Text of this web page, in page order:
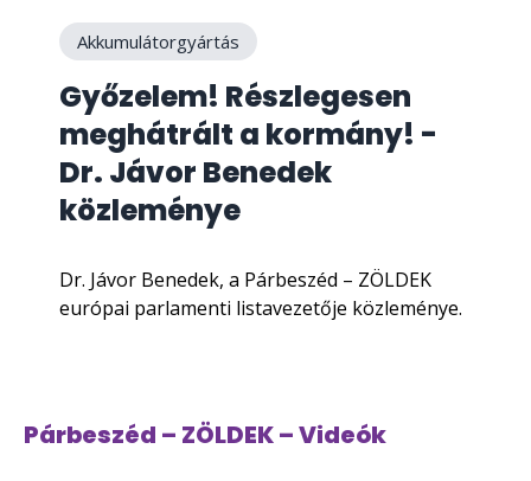
Akkumulátorgyártás
Győzelem! Részlegesen
meghátrált a kormány! -
Dr. Jávor Benedek
közleménye
Dr. Jávor Benedek, a Párbeszéd – ZÖLDEK
európai parlamenti listavezetője közleménye.
Párbeszéd – ZÖLDEK – Videók